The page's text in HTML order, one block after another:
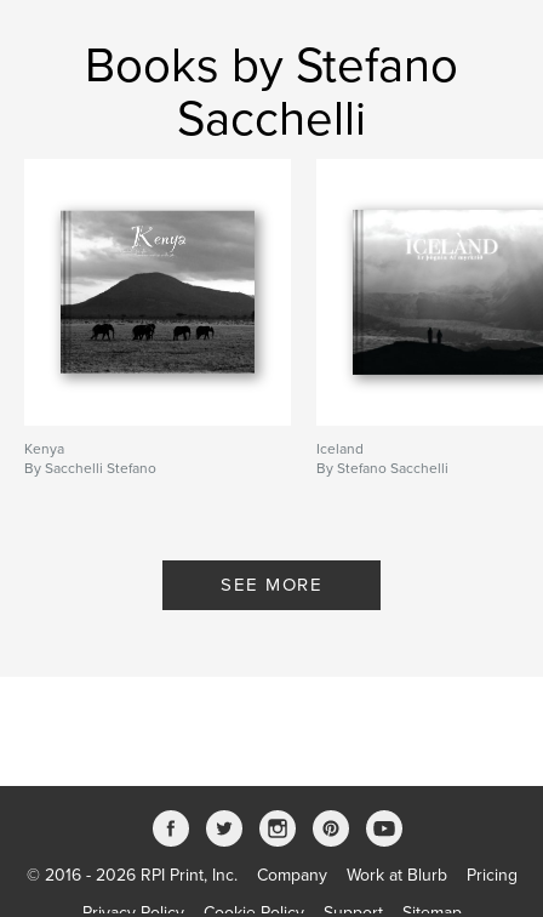
Books by Stefano
Sacchelli
Kenya
By Sacchelli Stefano
Iceland
By Stefano Sacchelli
SEE MORE
© 2016 - 2026 RPI Print, Inc. Company Work at Blurb
Pricing
Privacy Policy
Cookie Policy Support Sitemap